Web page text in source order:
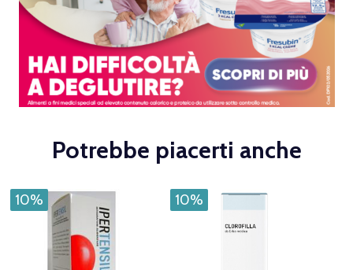
Potrebbe piacerti anche
10% 10%